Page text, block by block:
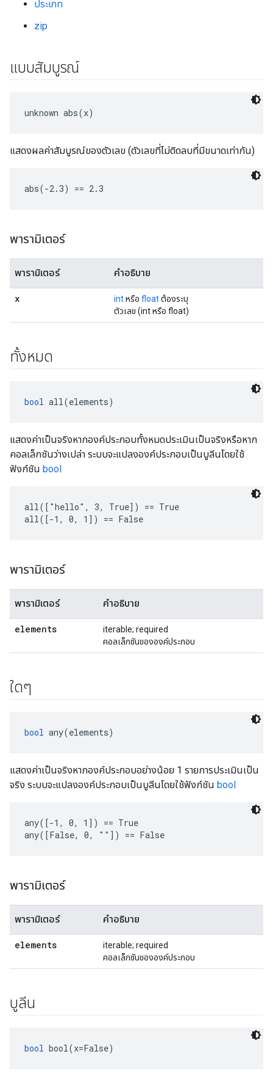
ประเภท
zip
แบบสัมบูรณ์
unknown abs(x)
แสดงผลค่าสัมบูรณ์ของตัวเลข (ตัวเลขที่ไม่ติดลบที่มีขนาดเท่ากัน)
abs(-2.3) == 2.3
พารามิเตอร์
พารามิเตอร์ คำอธิบาย
x intหรือ floatต้องระบุ
ตัวเลข (int หรือ float)
ทั้งหมด
bool all(elements)
แสดงค่าเป็นจริงหากองค์ประกอบทั้งหมดประเมินเป็นจริงหรือหาก
คอลเล็กชันว่างเปล่า ระบบจะแปลงองค์ประกอบเป็นบูลีนโดยใช้
ฟังก์ชัน bool
all(["hello", 3, True]) == True
all([-1, 0, 1]) == False
พารามิเตอร์
พารามิเตอร์ คำอธิบาย
elements
iterable; required
คอลเล็กชันขององค์ประกอบ
ใดๆ
bool any(elements)
แสดงค่าเป็นจริงหากองค์ประกอบอย่างน้อย 1 รายการประเมินเป็น
จริง ระบบจะแปลงองค์ประกอบเป็นบูลีนโดยใช้ฟังก์ชัน bool
any([-1, 0, 1]) == True
any([False, 0, ""]) == False
พารามิเตอร์
พารามิเตอร์ คำอธิบาย
elements
iterable; required
คอลเล็กชันขององค์ประกอบ
บูลีน
bool bool(x=False)